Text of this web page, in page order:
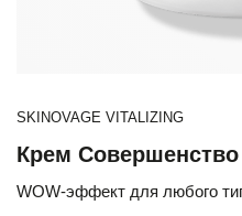
SKINOVAGE VITALIZING
Крем
WOW-эффект для любого